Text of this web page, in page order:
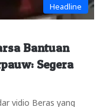
Headline
Bantuan
Segera
vidio Beras yang